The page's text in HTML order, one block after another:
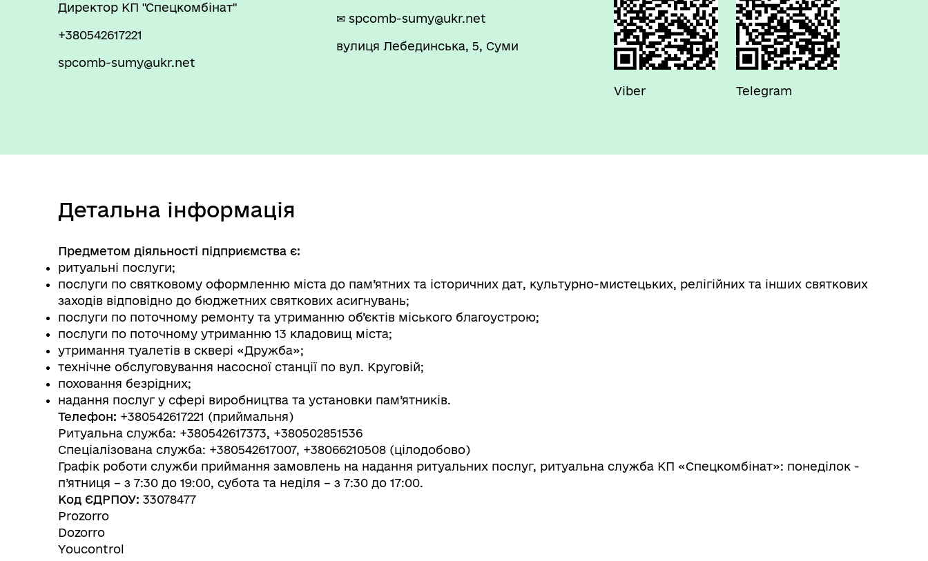
Директор КП "Спецкомбінат"
+380542617221
spcomb-sumy@ukr.net
✉ spcomb-sumy@ukr.net
вулиця Лебединська, 5, Суми
Viber Telegram
Детальна інформація
Предметом діяльності підприємства є:
ритуальні послуги;
послуги по святковому оформленню міста до пам’ятних та історичних дат, культурно-мистецьких, релігійних та інших святкових
заходів відповідно до бюджетних святкових асигнувань;
послуги по поточному ремонту та утриманню об’єктів міського благоустрою;
послуги по поточному утриманню 13 кладовищ міста;
утримання туалетів в сквері «Дружба»;
технічне обслуговування насосної станції по вул. Круговій;
поховання безрідних;
надання послуг у сфері виробництва та установки пам’ятників.
Телефон: +380542617221 (приймальня)
Ритуальна служба: +380542617373, +380502851536
Спеціалізована служба: +380542617007, +38066210508 (цілодобово)
Графік роботи служби приймання замовлень на надання ритуальних послуг, ритуальна служба КП «Спецкомбінат»: понеділок -
п’ятниця – з 7:30 до 19:00, субота та неділя – з 7:30 до 17:00.
Код ЄДРПОУ: 33078477
Prozorro
Dozorro
Youcontrol